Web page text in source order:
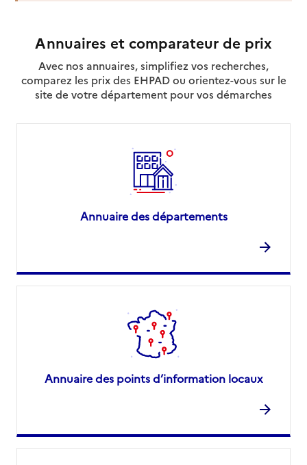
Annuaires et comparateur de prix
Avec nos annuaires, simplifiez vos recherches,
comparez les prix des EHPAD ou orientez-vous sur le
site de votre département pour vos démarches
Annuaire des départements
Annuaire des points d’information locaux